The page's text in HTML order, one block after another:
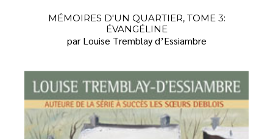
MÉMOIRES D'UN QUARTIER, TOME 3:
ÉVANGÉLINE
par Louise Tremblay d’Essiambre